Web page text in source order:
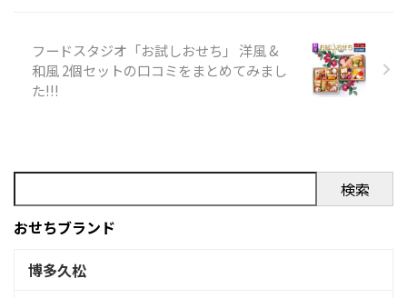
てた。今年は配送地域外に入
ってしまった。祇園丸山さ
ん。。大丸さんからの発注。
フードスタジオ「お試しおせち」 洋風 &
和風 2個セットの口コミをまとめてみまし
た!!!
検索
おせちブランド
博多久松